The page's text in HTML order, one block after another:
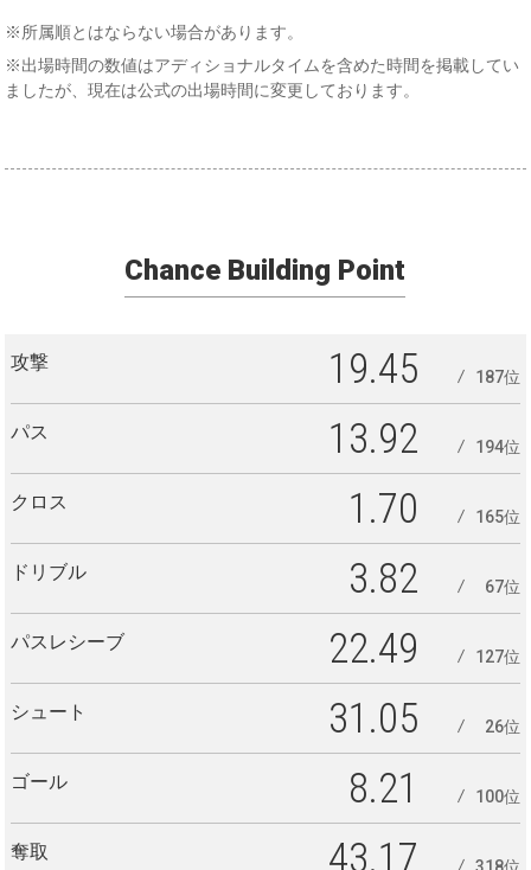
※所属順とはならない場合があります。
※出場時間の数値はアディショナルタイムを含めた時間を掲載してい
ましたが、現在は公式の出場時間に変更しております。
Chance Building Point
攻撃 19.45 187位
パス 13.92 194位
クロス 1.70 165位
ドリブル 3.82 67位
パスレシーブ 22.49 127位
シュート 31.05 26位
ゴール 8.21 100位
奪取 43.17